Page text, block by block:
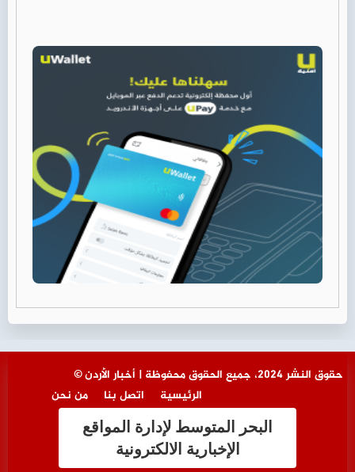
© حقوق النشر 2024، جميع الحقوق محفوظة | أخبار الأردن
من نحن
اتصل بنا الرئيسية
البحر المتوسط لإدارة المواقع
الإخبارية الالكترونية